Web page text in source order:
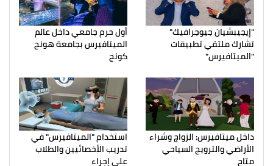
"إيجيبشيان جيوجرافيك"
تشارك ملتقي تطبيقات
"الميتافيرس"
أول حرم جامعي داخل عالم
الميتافيرس بجامعة هونج
كونج
داخل ميتافيرس: الزواج وشراء
الأراضي والترويج السياحي
متاح
استخدام "الميتافيرس" في
تدريب الأخصائيين والطلاب
علي إجراء